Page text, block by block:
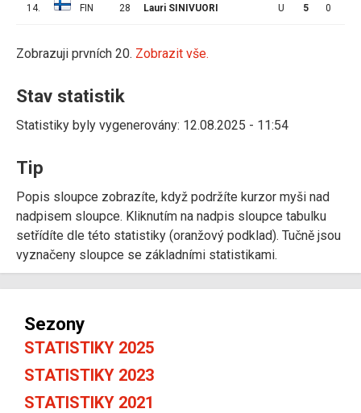
14. FIN 28 Lauri SINIVUORI U 5 0
Zobrazuji prvních 20. Zobrazit vše.
Stav statistik
Statistiky byly vygenerovány: 12.08.2025 - 11:54
Tip
Popis sloupce zobrazíte, když podržíte kurzor myši nad
nadpisem sloupce. Kliknutím na nadpis sloupce tabulku
setřídíte dle této statistiky (oranžový podklad). Tučně jsou
vyznačeny sloupce se základními statistikami.
Sezony
STATISTIKY 2025
STATISTIKY 2023
STATISTIKY 2021